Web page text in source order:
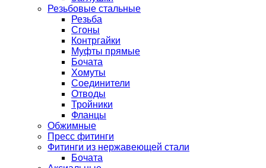
Резьбовые стальные
Резьба
Сгоны
Контргайки
Муфты прямые
Бочата
Хомуты
Соединители
Отводы
Тройники
Фланцы
Обжимные
Пресс фитинги
Фитинги из нержавеющей стали
Бочата